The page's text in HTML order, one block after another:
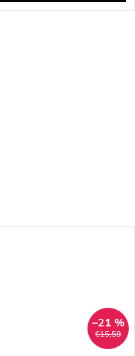
€15,59
–21 %